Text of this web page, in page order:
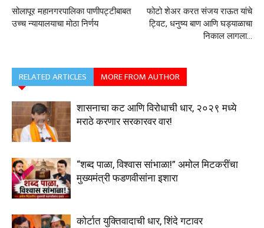
सोलापूर महानगरपालिका पाणीपट्टीबाबत
उच्च न्यायालयाचा मोठा निर्णय
फोटो शेअर करत संजय राऊत यांचे
ट्विट, धनुष्य बाण आणि घड्याळाचा
निकाल लागला…
RELATED ARTICLES MORE FROM AUTHOR
शासनाचा कट आणि विरोधाची धार, २०२९ मध्ये
मराठे करणार सरकारवर वार!
“शब्द पाळा, विश्वास सांभाळा!” अमोल मिटकरींचा
मुख्यमंत्री फडणवीसांना इशारा
कोर्टात युक्तिवादाची धार, शिंदे गटावर